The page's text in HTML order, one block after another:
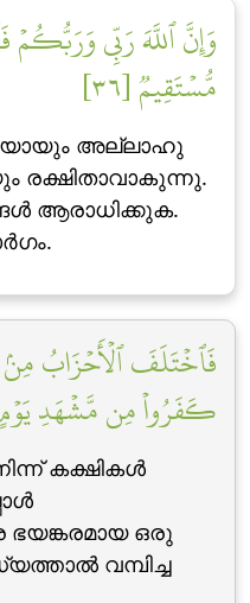
وَإِنَّ ٱللَّهَ رَبِّي
مُّسۡتَقِيمٞ [٣٦]
അല്ലാഹു
രക്ഷിതാവാകുന്നു.
ആരാധിക്കുക.
فَٱخۡتَلَفَ ٱلۡأَحۡزَابُ مِنۢ
كَفَرُواْ مِن مَّشۡهَدِ يَوۡمٍ
കക്ഷികള്‍
ഭയങ്കരമായ ഒരു
വമ്പിച്ച